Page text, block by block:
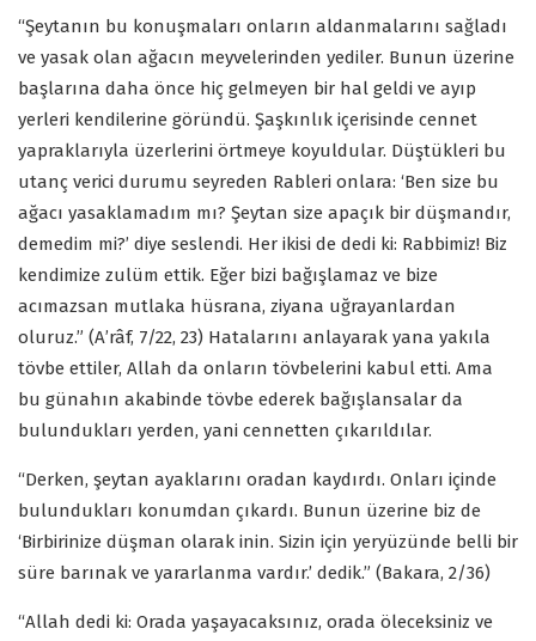
“Şeytanın bu konuşmaları onların aldanmalarını sağladı
ve yasak olan ağacın meyvelerinden yediler. Bunun üzerine
başlarına daha önce hiç gelmeyen bir hal geldi ve ayıp
yerleri kendilerine göründü. Şaşkınlık içerisinde cennet
yapraklarıyla üzerlerini örtmeye koyuldular. Düştükleri bu
utanç verici durumu seyreden Rableri onlara: ‘Ben size bu
ağacı yasaklamadım mı? Şeytan size apaçık bir düşmandır,
demedim mi?’ diye seslendi. Her ikisi de dedi ki: Rabbimiz! Biz
kendimize zulüm ettik. Eğer bizi bağışlamaz ve bize
acımazsan mutlaka hüsrana, ziyana uğrayanlardan
oluruz.” (A’râf, 7/22, 23) Hatalarını anlayarak yana yakıla
tövbe ettiler, Allah da onların tövbelerini kabul etti. Ama
bu günahın akabinde tövbe ederek bağışlansalar da
bulundukları yerden, yani cennetten çıkarıldılar.
“Derken, şeytan ayaklarını oradan kaydırdı. Onları içinde
bulundukları konumdan çıkardı. Bunun üzerine biz de
‘Birbirinize düşman olarak inin. Sizin için yeryüzünde belli bir
süre barınak ve yararlanma vardır.’ dedik.” (Bakara, 2/36)
“Allah dedi ki: Orada yaşayacaksınız, orada öleceksiniz ve